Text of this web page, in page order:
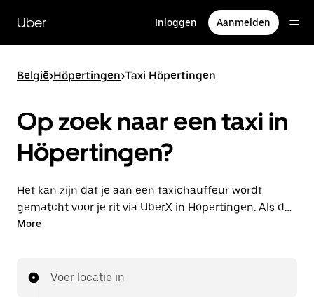
naar
hoofdinhoud
Uber Inloggen Aanmelden
België>Höpertingen>Taxi Höpertingen
Op zoek naar een taxi in
Höpertingen?
Het kan zijn dat je aan een taxichauffeur wordt
gematcht voor je rit via UberX in Höpertingen. Als dat
zo is, profiteer je van dezelfde 24/7 beschikbaarheid
More
Voer locatie in